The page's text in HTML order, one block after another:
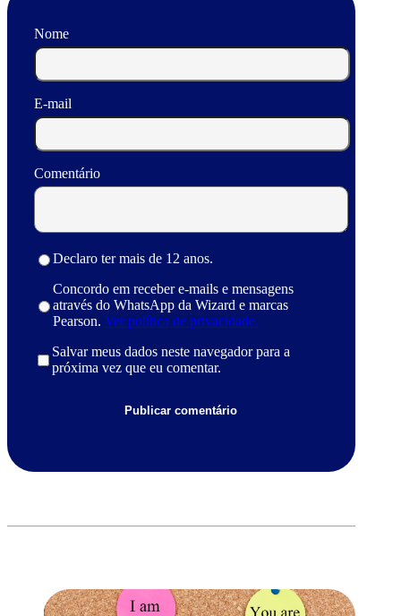
Nome
E-mail
Comentário
Declaro ter mais de 12 anos.
Concordo em receber e-mails e mensagens
através do WhatsApp da Wizard e marcas
Pearson. Ver política de privacidade.
Salvar meus dados neste navegador para a
próxima vez que eu comentar.